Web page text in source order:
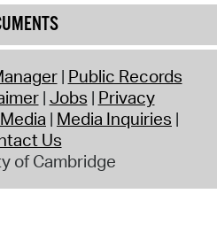
Public Records
Jobs Privacy
Media Inquiries
Us
of Cambridge